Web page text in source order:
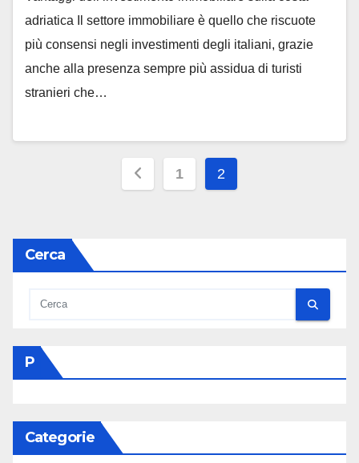
adriatica Il settore immobiliare è quello che riscuote
più consensi negli investimenti degli italiani, grazie
anche alla presenza sempre più assidua di turisti
stranieri che…
Paginazione
1 2
Cerca
P
Categorie